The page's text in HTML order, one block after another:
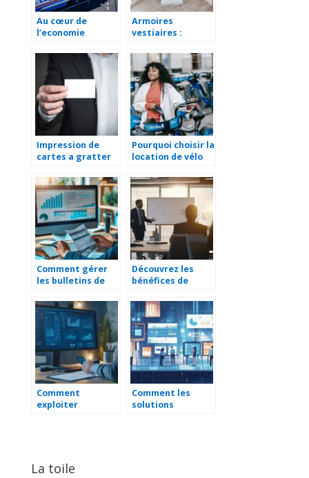
Au cœur de
l’economie
role essentiel du
transport
logistique
Armoires
vestiaires :
pour
l’amenagement
professionnel
Impression de
cartes a gratter
les avantages
pour votre
entreprise
Pourquoi choisir la
location de vélo
entreprise :
avantages et
conseils
Comment gérer
les bulletins de
exemples
concrets pour les
responsables de
paie
Découvrez les
bénéfices de
formation en
traitement de
surface
Comment
exploiter
Comment les
solutions
La toile